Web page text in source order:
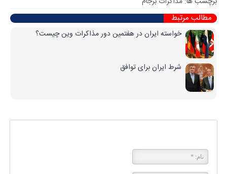
مطالب مرتبط
خواسته ایران در هفتمین دور مذاکرات وین چیست؟
شرط ایران برای توافق